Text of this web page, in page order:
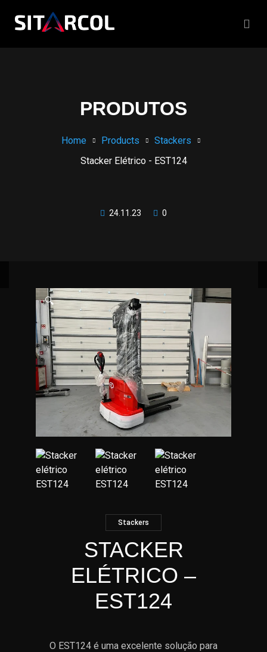
PRODUTOS
Home Products
Stackers
Stacker Elétrico - EST124
24.11.23 0
🔍
Stackers
STACKER
ELÉTRICO –
EST124
O EST124 é uma excelente solução para